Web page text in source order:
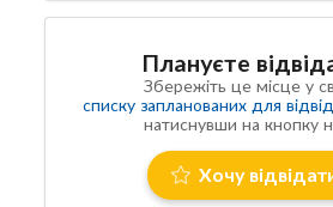
Плануєте
Збережіть це місце у
списку запланованих для
натиснувши на кнопку
Хочу